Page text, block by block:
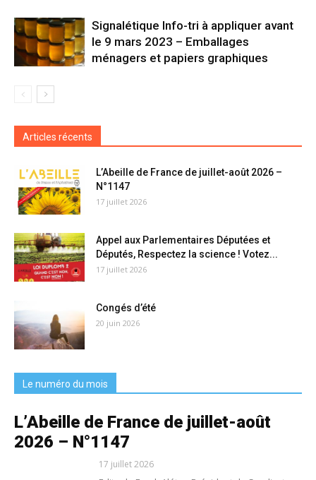
Signalétique Info-tri à appliquer avant
le 9 mars 2023 – Emballages
ménagers et papiers graphiques
Articles récents
L’Abeille de France de juillet-août 2026 –
N°1147
17 juillet 2026
Appel aux Parlementaires Députées et
Députés, Respectez la science ! Votez...
17 juillet 2026
Congés d’été
20 juin 2026
Le numéro du mois
L’Abeille de France de juillet-août
2026 – N°1147
17 juillet 2026